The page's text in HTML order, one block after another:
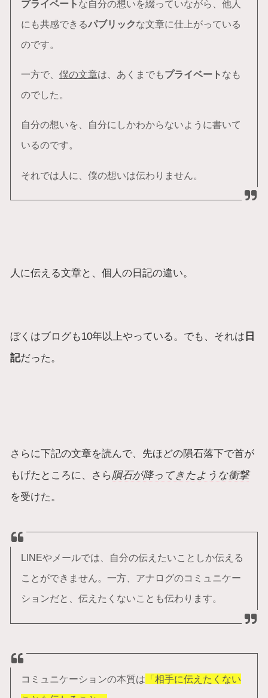
プライベート な自分の想いを綴っていながら、他人
にも共感できるパブリックな文章に仕上がっている
のです。
一方で、 僕の文章は、あくまでもプライベート なも
のでした。
自分の想いを、自分にしかわからないように書いて
いるのです。
それでは人に、僕の想いは伝わりません。
人に伝える文章と、個人の日記の違い。
ぼくはブログも10年以上やっている。でも、それは 日
記だった。
さらに下記の文章を読んで、先ほどの隕石落下で首が
もげたところに、さら隕石が降ってきたような衝撃
を受けた。
LINEやメールでは、自分の伝えたいことしか伝える
ことができません。一方、アナログのコミュニケー
ションだと、伝えたくないことも伝わります。
コミュニケーションの本質は 「相手に伝えたくない